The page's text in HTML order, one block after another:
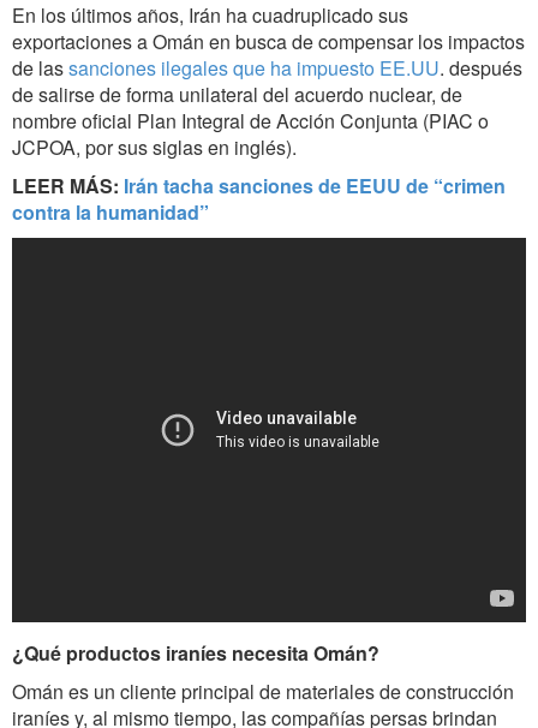
En los últimos años, Irán ha cuadruplicado sus
exportaciones a Omán en busca de compensar los impactos
de lassanciones ilegales que ha impuesto EE.UU. después
de salirse de forma unilateral del acuerdo nuclear, de
nombre oficial Plan Integral de Acción Conjunta (PIAC o
JCPOA, por sus siglas en inglés).
LEER MÁS: Irán tacha sanciones de EEUU de “crimen
contra la humanidad”
¿Qué productos iraníes necesita Omán?
Omán es un cliente principal de materiales de construcción
iraníes y, al mismo tiempo, las compañías persas brindan